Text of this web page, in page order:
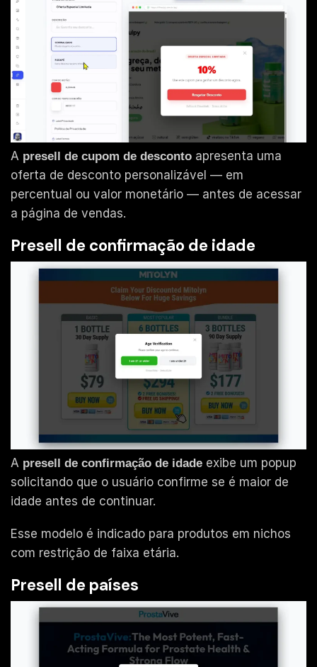
A presell de cupom de desconto apresenta uma
oferta de desconto personalizável — em
percentual ou valor monetário — antes de acessar
a página de vendas.
Presell de confirmação de idade
A presell de confirmação de idade exibe um popup
solicitando que o usuário confirme se é maior de
idade antes de continuar.
Esse modelo é indicado para produtos em nichos
com restrição de faixa etária.
Presell de países